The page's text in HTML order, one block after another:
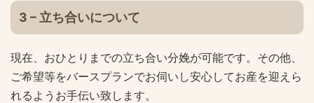
3 – 立ち合いについて
現在、おひとりまでの立ち合い分娩が可能です。その他、
ご希望等をバースプランでお伺いし安心してお産を迎えら
れるようお手伝い致します。